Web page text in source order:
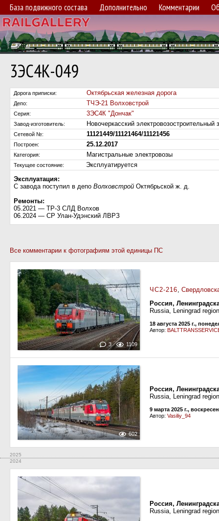
База подвижного состава Дополнительно Комментарии
3ЭС4К-049
Дорога приписки: Октябрьская железная дорога
Депо: ТЧЭ-21 Волховстрой
Серия: 3ЭС4К "Дончак"
Завод-изготовитель: Новочеркасский
Сетевой №: 11121449/11121464/11121456
Построен: 25.12.2017
Категория: Магистральные электровозы
Текущее состояние:
Эксплуатируется
Эксплуатация:
С завода поступил в депо Волховстрой Октябрьской ж. д.
Ремонты:
05.2021 — ТР-3 СЛД Волхов
06.2024 — СР Улан-Удэнский ЛВРЗ
Все комментарии к фотографиям этой единицы ПС
3 1109
ЧС2-216,
Россия,
Russia, Leningrad
18 августа 2025 г.,
Автор:
602
Россия,
Russia, Leningrad
9 марта 2025 г.,
Автор: Vasiliy_94
2025
2024
Россия,
Russia, Leningrad